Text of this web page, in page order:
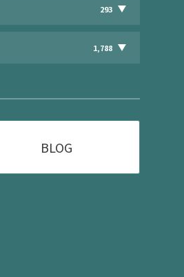
293
1,788
BLOG